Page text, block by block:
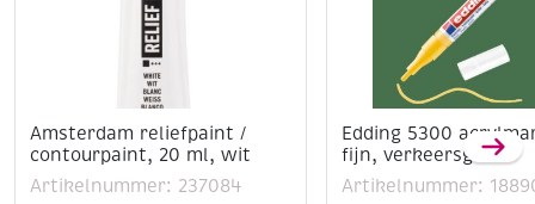
Amsterdam reliefpaint /
contourpaint, 20 ml, wit
Artikelnummer: 237084
Edding 5300
fijn, verkeersgeel
Artikelnummer: